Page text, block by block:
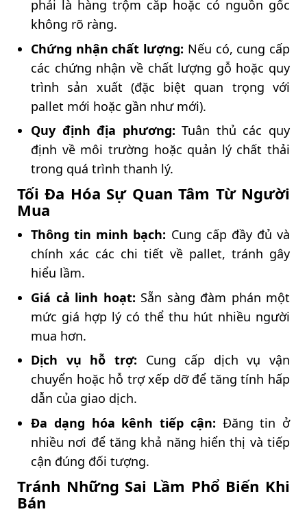
phải là hàng trộm cắp hoặc có nguồn gốc
không rõ ràng.
Chứng nhận chất lượng: Nếu có, cung cấp
các chứng nhận về chất lượng gỗ hoặc quy
trình sản xuất (đặc biệt quan trọng với
pallet mới hoặc gần như mới).
Quy định địa phương: Tuân thủ các quy
định về môi trường hoặc quản lý chất thải
trong quá trình thanh lý.
Tối Đa Hóa Sự Quan Tâm Từ Người
Mua
Thông tin minh bạch: Cung cấp đầy đủ và
chính xác các chi tiết về pallet, tránh gây
hiểu lầm.
Giá cả linh hoạt: Sẵn sàng đàm phán một
mức giá hợp lý có thể thu hút nhiều người
mua hơn.
Dịch vụ hỗ trợ: Cung cấp dịch vụ vận
chuyển hoặc hỗ trợ xếp dỡ để tăng tính hấp
dẫn của giao dịch.
Đa dạng hóa kênh tiếp cận: Đăng tin ở
nhiều nơi để tăng khả năng hiển thị và tiếp
cận đúng đối tượng.
Tránh Những Sai Lầm Phổ Biến Khi
Bán